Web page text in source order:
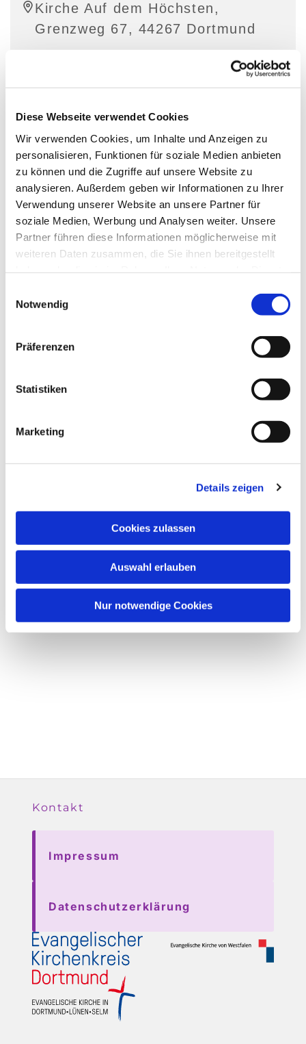
Diese Webseite verwendet Cookies
Wir verwenden Cookies, um Inhalte und Anzeigen zu
personalisieren, Funktionen für soziale Medien anbieten
zu können und die Zugriffe auf unsere Website zu
analysieren. Außerdem geben wir Informationen zu Ihrer
Verwendung unserer Website an unsere Partner für
soziale Medien, Werbung und Analysen weiter. Unsere
Partner führen diese Informationen möglicherweise mit
weiteren Daten zusammen, die Sie ihnen bereitgestellt
Notwendig
Präferenzen
Statistiken
Marketing
Details zeigen
Cookies zulassen
Auswahl erlauben
Nur notwendige Cookies
Kirche Auf dem Höchsten,
Grenzweg 67, 44267 Dortmund
Kontakt
Impressum
Datenschutzerklärung